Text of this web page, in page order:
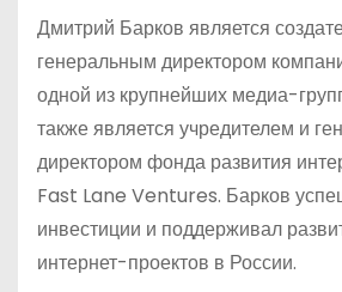
Дмитрий Барков является
генеральным директором
одной из крупнейших медиа-
также является учредителем и
директором фонда развития
Fast Lane Ventures. Барков
инвестиции и поддерживал
интернет-проектов в России.